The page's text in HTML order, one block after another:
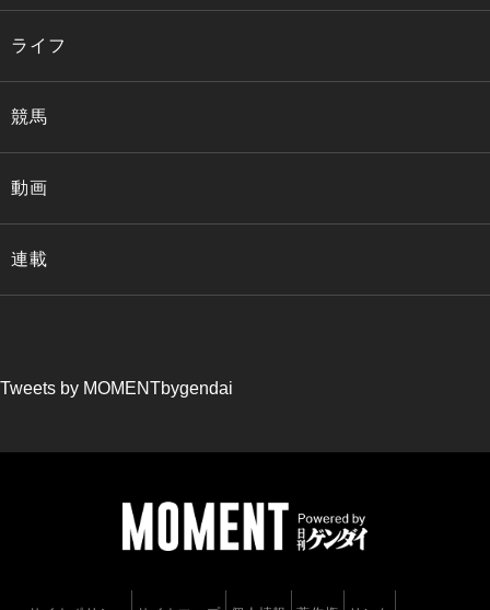
ライフ
競馬
動画
連載
Tweets by MOMENTbygendai